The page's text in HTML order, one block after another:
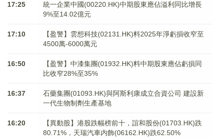
17:25
統一企業中國(00220.HK)中期股東應佔溢利同比增長
9%至14.02億元
17:10
【盈警】雲想科技(02131.HK)料2025年淨虧損收窄至
4500萬-6000萬元
16:50
【盈警】中漆集團(01932.HK)料中期股東應佔虧損同
比收窄28%至35%
16:37
石藥集團(01093.HK)與阿斯利康成立合資公司 建設新
一代生物制劑生產基地
16:20
【異動股】港股跌幅榜前十，誼和股份(01703.HK)跌
80.71%，天瑞汽車内飾(06162.HK)跌62.50%